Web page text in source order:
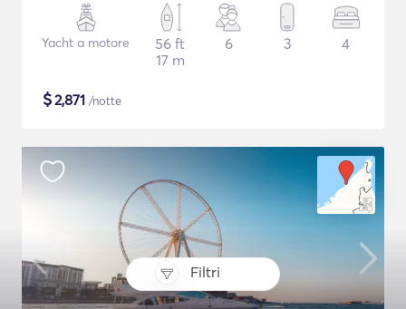
Filtri
Yacht a motore
56 ft
17 m
6 3 4
$2,871 /notte